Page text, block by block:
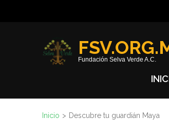
Fundación Selva Verde A.C.
Inicio > Descubre tu guardián Maya